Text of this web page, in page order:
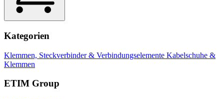
Kategorien
Klemmen, Steckverbinder & Verbindungselemente Kabelschuhe &
Klemmen
ETIM Group